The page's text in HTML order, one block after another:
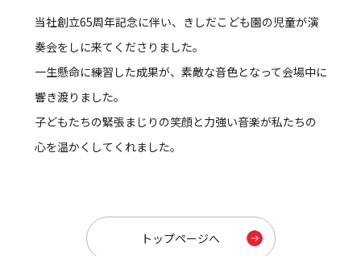
当社創立65周年記念に伴い、きしだこども園の児童が演
奏会をしに来てくださりました。
一生懸命に練習した成果が、素敵な音色となって会場中に
響き渡りました。
子どもたちの緊張まじりの笑顔と力強い音楽が私たちの
心を温かくしてくれました。
トップページへ